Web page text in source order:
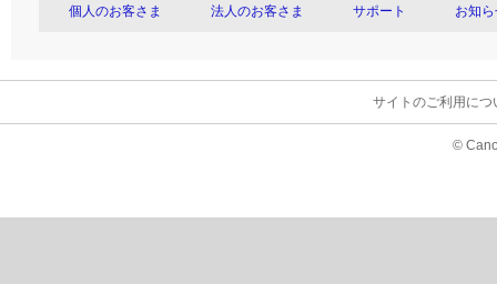
個人のお客さま 法人のお客さま サポート お知
サイトのご利用につ
©